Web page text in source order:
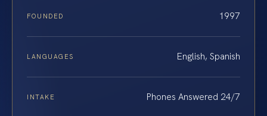
FOUNDED 1997
LANGUAGES English, Spanish
INTAKE Phones Answered 24/7